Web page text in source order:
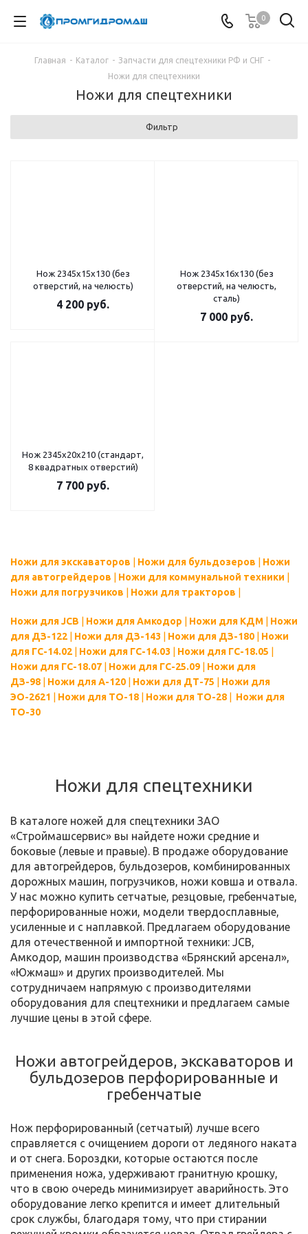
0
Главная - Каталог - Запчасти для спецтехники РФ и СНГ -
Ножи для спецтехники
Ножи для спецтехники
Фильтр
Нож 2345х15х130 (без
отверстий, на челюсть)
4 200 руб.
Нож 2345х16х130 (без
отверстий, на челюсть,
сталь)
7 000 руб.
Нож 2345х20х210 (стандарт,
8 квадратных отверстий)
7 700 руб.
Ножи для экскаваторов Ножи для бульдозеров
Ножи
для автогрейдеров
Ножи для коммунальной техники
Ножи для погрузчиков
Ножи для тракторов
Ножи для JCB Ножи для Амкодор Ножи для КДМ
Ножи
для ДЗ-122
Ножи для ДЗ-143 Ножи для ДЗ-180
Ножи
для ГС-14.02
Ножи для ГС-14.03 Ножи для ГС-18.05
Ножи для ГС-18.07
Ножи для ГС-25.09
Ножи для
ДЗ-98
Ножи для А-120 Ножи для ДТ-75
Ножи для
ЭО-2621
Ножи для ТО-18 Ножи для ТО-28
Ножи для
ТО-30
Ножи для спецтехники
В каталоге ножей для спецтехники ЗАО
«Строймашсервис» вы найдете ножи средние и
боковые (левые и правые). В продаже оборудование
для автогрейдеров, бульдозеров, комбинированных
дорожных машин, погрузчиков, ножи ковша и отвала.
У нас можно купить сетчатые, резцовые, гребенчатые,
перфорированные ножи, модели твердосплавные,
усиленные и с наплавкой. Предлагаем оборудование
для отечественной и импортной техники: JCB,
Амкодор, машин производства «Брянский арсенал»,
«Южмаш» и других производителей. Мы
сотрудничаем напрямую с производителями
оборудования для спецтехники и предлагаем самые
лучшие цены в этой сфере.
Ножи автогрейдеров, экскаваторов и
бульдозеров перфорированные и
гребенчатые
Нож перфорированный (сетчатый) лучше всего
справляется с очищением дороги от ледяного наката
и от снега. Бороздки, которые остаются после
применения ножа, удерживают гранитную крошку,
что в свою очередь минимизирует аварийность. Это
оборудование легко крепится и имеет длительный
срок службы, благодаря тому, что при стирании